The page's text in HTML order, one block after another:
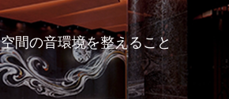
空間の音環境を整えること